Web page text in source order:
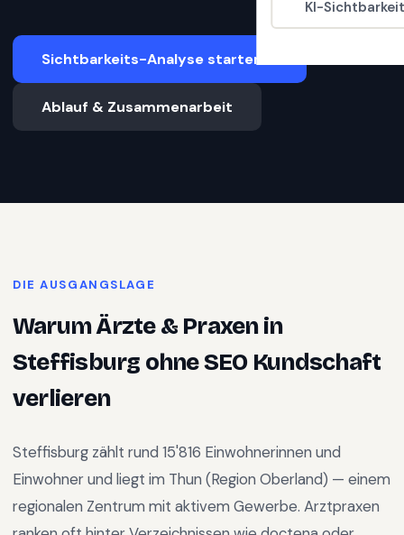
KI-
Sichtbarkeits-Analyse starten
Ablauf & Zusammenarbeit
DIE AUSGANGSLAGE
WarumÄrzte & Praxenin
Steffisburg ohne SEO Kundschaft
verlieren
Steffisburg zählt rund 15'816 Einwohnerinnen und
Einwohner und liegt im Thun (Region Oberland) — einem
regionalen Zentrum mit aktivem Gewerbe. Arztpraxen